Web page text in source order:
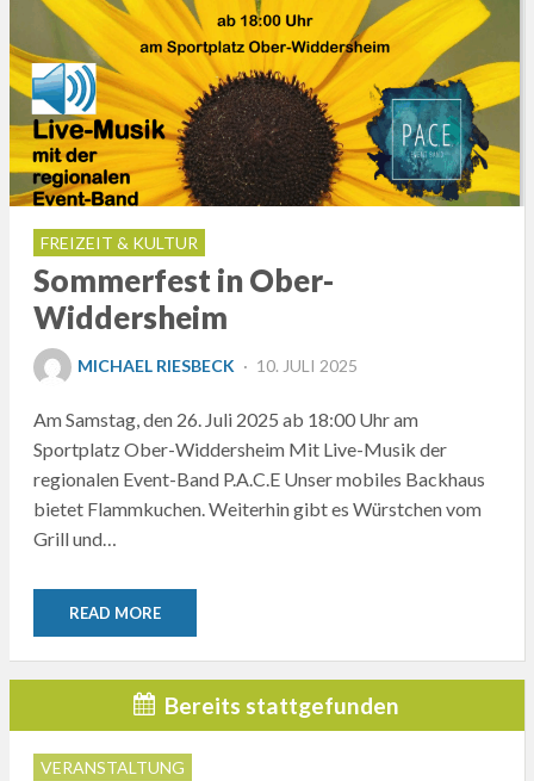
FREIZEIT & KULTUR
Sommerfest in Ober-
Widdersheim
MICHAEL RIESBECK
POSTED
10. JULI 2025
Am Samstag, den 26. Juli 2025 ab 18:00 Uhr am
Sportplatz Ober-Widdersheim Mit Live-Musik der
regionalen Event-Band P.A.C.E Unser mobiles Backhaus
bietet Flammkuchen. Weiterhin gibt es Würstchen vom
Grill und…
READ MORE
Bereits stattgefunden
VERANSTALTUNG